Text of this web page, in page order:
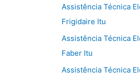
Assistência Técnica
Frigidaire Itu
Assistência Técnica
Faber Itu
Assistência Técnica